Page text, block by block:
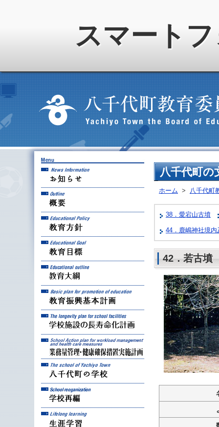
スマート
お知らせ
教育方針
教育目標
教育大綱
教育振興基本計画
学校施設の長寿命化計
業務量管理・健康確保
八千代町の学校
八千代町の
ホーム > 八千代町
38．愛宕山古墳
44．鹿嶋神社境
42．若古墳